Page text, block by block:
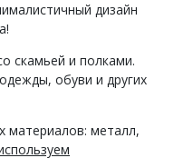
дизайн
скамьей и полками.
обуви и других
материалов: металл,